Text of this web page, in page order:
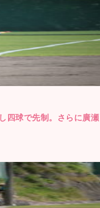
四球で先制。さらに廣瀬